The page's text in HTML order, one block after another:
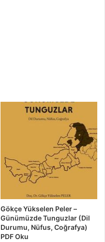
Gökçe Yükselen Peler –
Günümüzde Tunguzlar (Dil
Durumu, Nüfus, Coğrafya)
PDF Oku